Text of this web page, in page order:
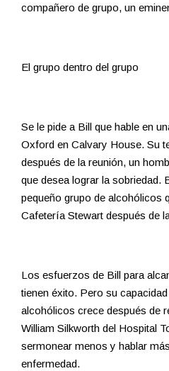
compañero de grupo, un
El grupo dentro del grupo
Se le pide a Bill que hable en
Oxford en Calvary House. Su
después de la reunión, un
que desea lograr la sobriedad.
pequeño grupo de alcohólicos
Cafetería Stewart después de
Los esfuerzos de Bill para
tienen éxito. Pero su
alcohólicos crece después de
William Silkworth del Hospital
sermonear menos y hablar
enfermedad.